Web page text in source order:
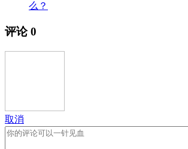
么？
评论0
取消